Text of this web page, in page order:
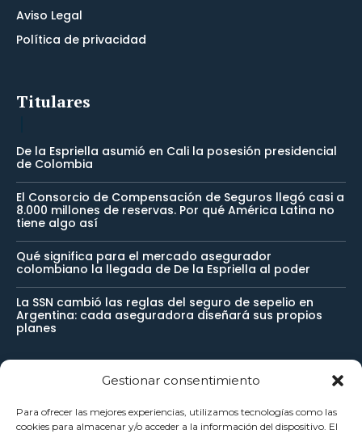
Gestionar consentimiento
Para ofrecer las mejores experiencias, utilizamos tecnologías como las
cookies para almacenar y/o acceder a la información del dispositivo. El
Aviso Legal
Política de privacidad
Titulares
De la Espriella asumió en Cali la posesión presidencial
de Colombia
El Consorcio de Compensación de Seguros llegó casi a
8.000 millones de reservas. Por qué América Latina no
tiene algo así
Qué significa para el mercado asegurador
colombiano la llegada de De la Espriella al poder
La SSN cambió las reglas del seguro de sepelio en
Argentina: cada aseguradora diseñará sus propios
planes
Newsletter